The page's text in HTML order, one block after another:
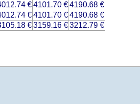
€4101.70 €4190.68 €
€4101.70 €4190.68 €
€3159.16 €3212.79 €